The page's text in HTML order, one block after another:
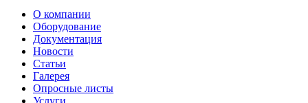
О компании
Оборудование
Документация
Новости
Статьи
Галерея
Опросные листы
Услуги